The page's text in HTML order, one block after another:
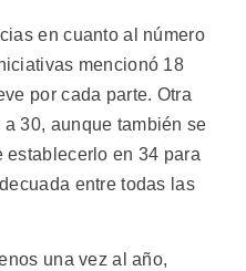
en cuanto al número
mencionó 18
por cada parte. Otra
30, aunque también se
en 34 para
entre todas las
una vez al año,